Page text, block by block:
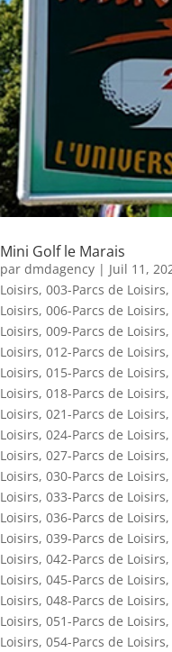
Mini Golf le Marais
par dmdagency | Juil 11,
Loisirs, 003-Parcs de Loisirs,
Loisirs, 006-Parcs de Loisirs,
Loisirs, 009-Parcs de Loisirs,
Loisirs, 012-Parcs de Loisirs,
Loisirs, 015-Parcs de Loisirs,
Loisirs, 018-Parcs de Loisirs,
Loisirs, 021-Parcs de Loisirs,
Loisirs, 024-Parcs de Loisirs,
Loisirs, 027-Parcs de Loisirs,
Loisirs, 030-Parcs de Loisirs,
Loisirs, 033-Parcs de Loisirs,
Loisirs, 036-Parcs de Loisirs,
Loisirs, 039-Parcs de Loisirs,
Loisirs, 042-Parcs de Loisirs,
Loisirs, 045-Parcs de Loisirs,
Loisirs, 048-Parcs de Loisirs,
Loisirs, 051-Parcs de Loisirs,
Loisirs, 054-Parcs de Loisirs,